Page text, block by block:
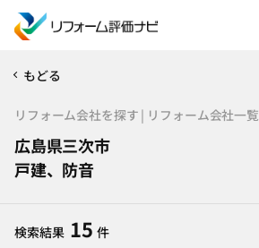
もどる
リフォーム会社を探す | リフォーム会社一覧
広島県三次市
戸建、防音
検索結果 15 件